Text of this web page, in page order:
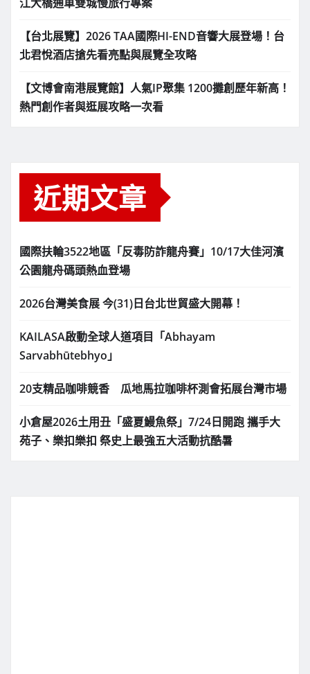
【台北展覽】2026 TAA國際HI-END音響大展登場！台
北君悅酒店搶先看亮點與展覽全攻略
【文博會南港展覽館】人氣IP聚集 1200攤創歷年新高！
熱門創作者與逛展攻略一次看
近期文章
國際扶輪3522地區「反毒防詐龍舟賽」10/17大佳河濱
公園龍舟碼頭熱血登場
2026台灣美食展 今(31)日台北世貿盛大開幕！
KAILASA啟動全球人道項目「Abhayam
Sarvabhūtebhyo」
20支精品咖啡競香 瓜地馬拉咖啡杯測會拓展台灣市場
小倉屋2026土用丑「盛夏鰻魚祭」7/24日開跑 攜手大
苑子、樂扣樂扣 祭史上最強五大活動抗酷暑